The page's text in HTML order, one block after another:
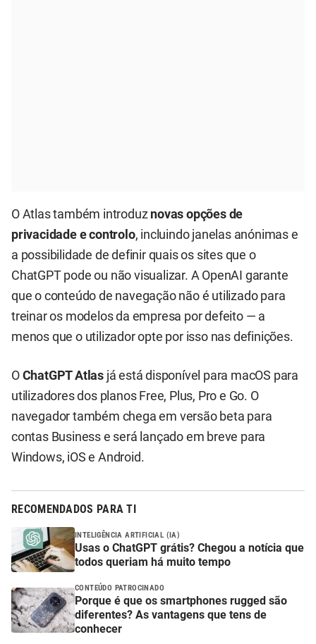
O Atlas também introduz novas opções de
privacidade e controlo, incluindo janelas anónimas e
a possibilidade de definir quais os sites que o
ChatGPT pode ou não visualizar. A OpenAI garante
que o conteúdo de navegação não é utilizado para
treinar os modelos da empresa por defeito — a
menos que o utilizador opte por isso nas definições.
O ChatGPT Atlas já está disponível para macOS para
utilizadores dos planos Free, Plus, Pro e Go. O
navegador também chega em versão beta para
contas Business e será lançado em breve para
Windows, iOS e Android.
RECOMENDADOS PARA TI
INTELIGÊNCIA ARTIFICIAL (IA)
Usas o ChatGPT grátis? Chegou a notícia que
todos queriam há muito tempo
CONTEÚDO PATROCINADO
Porque é que os smartphones rugged são
diferentes? As vantagens que tens de
conhecer